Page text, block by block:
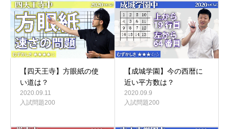
【四天王寺】方眼紙の使
い道は？
2020.09.11
入試問題200
【成城学園】今の西暦に
近い平方数は？
2020.09.9
入試問題200